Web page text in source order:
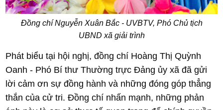
Đồng chí Nguyễn Xuân Bắc - UVBTV, Phó Chủ tịch
UBND xã giải trình
Phát biểu tại hội nghị, đồng chí Hoàng Thị Quỳnh
Oanh - Phó Bí thư Thường trực Đảng ủy xã đã gửi
lời cảm ơn sự đồng hành và những đóng góp thẳng
thắn của cử tri. Đồng chí nhấn mạnh, những phản